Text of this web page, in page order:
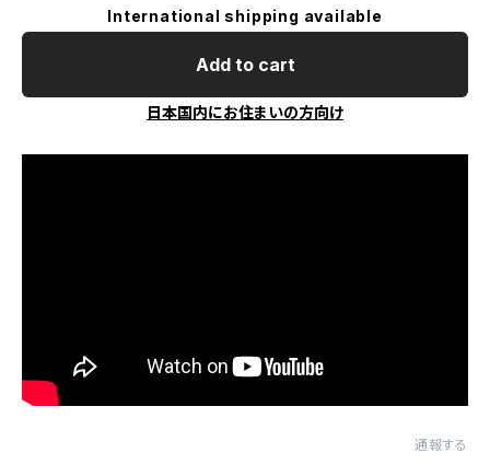
International shipping available
Add to cart
日本国内にお住まいの方向け
通報する